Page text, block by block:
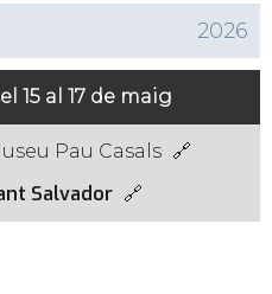
2026
15 al 17 de maig
Pau Casals
Salvador